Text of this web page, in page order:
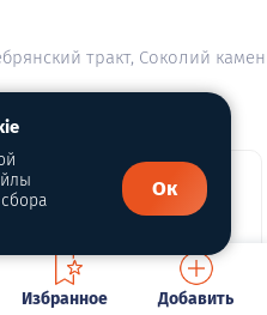
тракт, Соколий
Избранное Добавить
Ок